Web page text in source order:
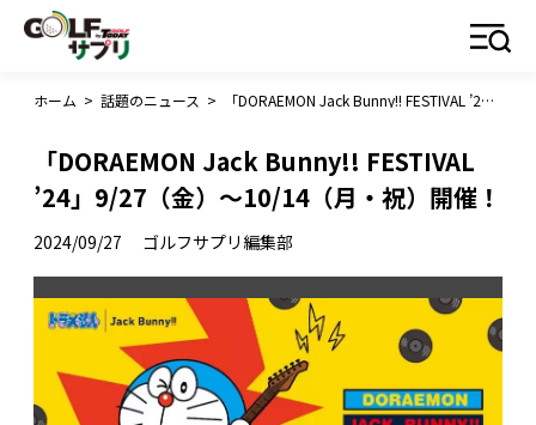
ホーム > 話題のニュース > 「DORAEMON Jack Bunny!! FESTIVAL ’24」9/27（金）～10/14（月・祝）開催！
「DORAEMON Jack Bunny!! FESTIVAL
’24」9/27（金）～10/14（月・祝）開催！
2024/09/27 ゴルフサプリ編集部